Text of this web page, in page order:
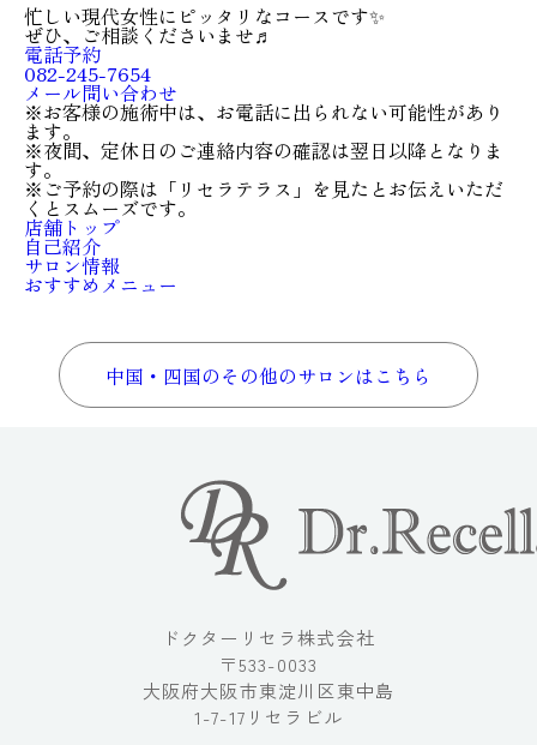
忙しい現代女性にピッタリなコースです✨
ぜひ、ご相談くださいませ♬
電話予約
082-245-7654
メール問い合わせ
※お客様の施術中は、お電話に出られない可能性があり
ます。
※夜間、定休日のご連絡内容の確認は翌日以降となりま
す。
※ご予約の際は「リセラテラス」を見たとお伝えいただ
くとスムーズです。
店舗トップ
自己紹介
サロン情報
おすすめメニュー
中国・四国のその他のサロンはこちら
ドクターリセラ株式会社
〒533-0033
大阪府大阪市東淀川区東中島
1-7-17リセラビル